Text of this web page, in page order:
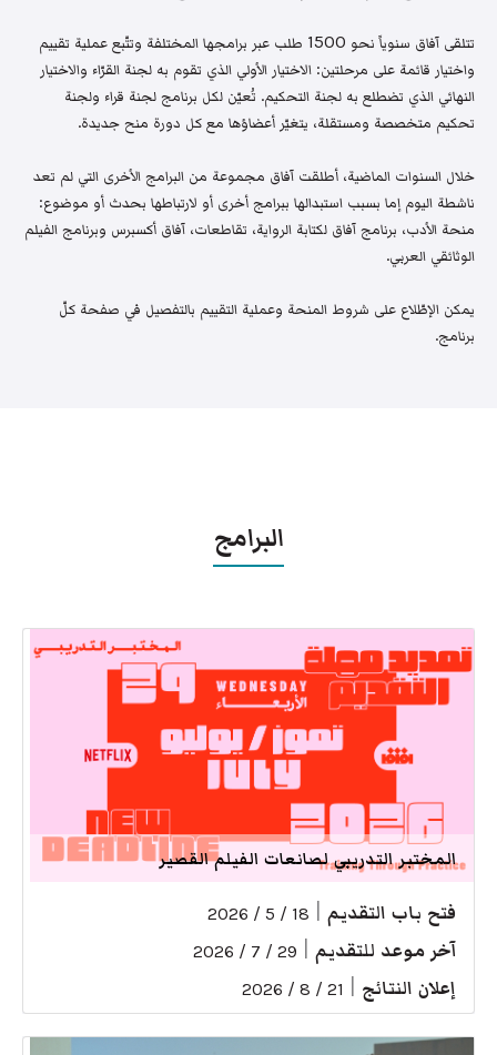
تتلقى آفاق سنوياً نحو 1500 طلب عبر برامجها المختلفة وتتّبع عملية تقييم
واختيار قائمة على مرحلتين: الاختيار الأولي الذي تقوم به لجنة القرّاء والاختيار
النهائي الذي تضطلع به لجنة التحكيم. تُعيّن لكل برنامج لجنة قراء ولجنة
تحكيم متخصصة ومستقلة، يتغيّر أعضاؤها مع كل دورة منح جديدة.
خلال السنوات الماضية، أطلقت آفاق مجموعة من البرامج الأخرى التي لم تعد
ناشطة اليوم إما بسبب استبدالها ببرامج أخرى أو لارتباطها بحدث أو موضوع:
منحة الأدب، برنامج آفاق لكتابة الرواية، تقاطعات، آفاق أكسبرس وبرنامج الفيلم
الوثائقي العربي.
يمكن الإطّلاع على شروط المنحة وعملية التقييم بالتفصيل في صفحة كلّ
برنامج.
البرامج
المختبر التدريبي لصانعات الفيلم القصير
فتح باب التقديم 18 / 5 / 2026
آخر موعد للتقديم 29 / 7 / 2026
إعلان النتائج 21 / 8 / 2026